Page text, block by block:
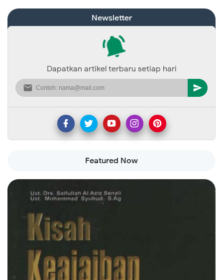
Newsletter
Dapatkan artikel terbaru setiap hari
Featured Now